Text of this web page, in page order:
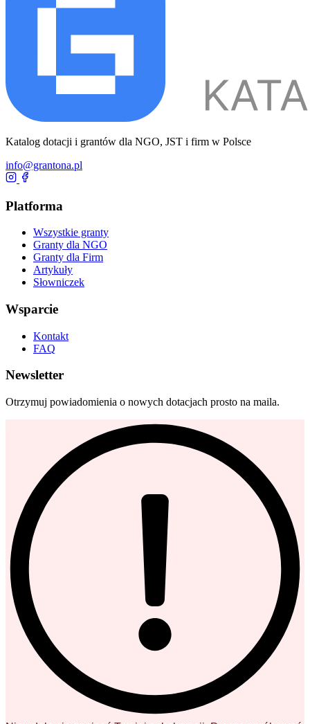
Katalog dotacji i grantów dla NGO, JST i firm w Polsce
info@grantona.pl
Platforma
Wszystkie granty
Granty dla NGO
Granty dla Firm
Artykuły
Słowniczek
Wsparcie
Kontakt
FAQ
Newsletter
Otrzymuj powiadomienia o nowych dotacjach prosto na maila.